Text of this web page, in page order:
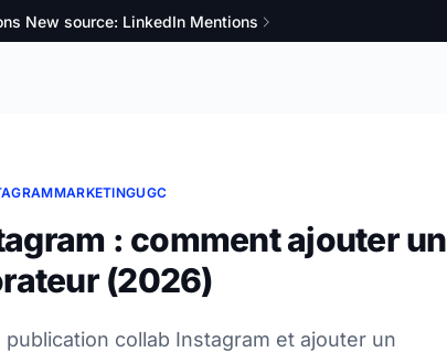
New source: LinkedIn Mentions
MARKETINGUGC
: comment ajouter un
(2026)
collab Instagram et ajouter un